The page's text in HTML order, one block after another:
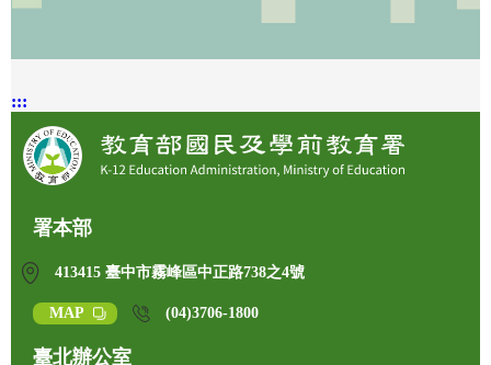
:::
署本部
413415 臺中市霧峰區中正路738之4號
MAP (04)3706-1800
臺北辦公室